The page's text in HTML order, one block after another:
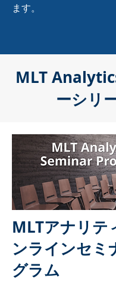
ます。
MLT
ーシリ
MLTアナリテ
ンラインセミ
グラム